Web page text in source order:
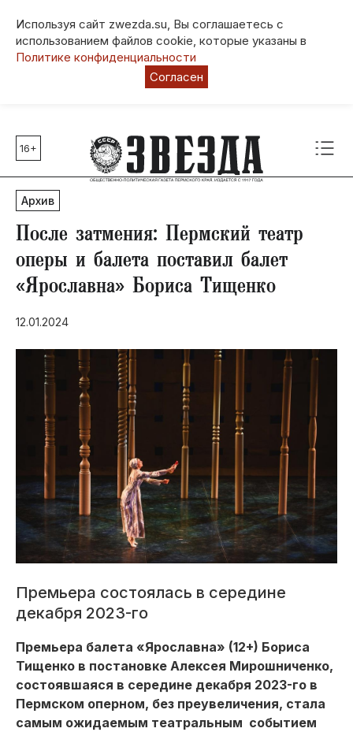
Используя сайт zwezda.su, Вы соглашаетесь с
использованием файлов cookie, которые указаны в
Политике конфиденциальности
Согласен
Главные темы
80 лет Победы
Молодежная столица РФ
СВО
Выборы в Пермском крае
Социальная поддержка
Инфраструктура
Благоустройство
16+
Архив
После затмения: Пермский театр
оперы и балета поставил балет
«Ярославна» Бориса Тищенко
12.01.2024
Премьера состоялась в середине
декабря 2023-го
Премьера балета «Ярославна» (12+) Бориса
Тищенко в постановке Алексея Мирошниченко,
состоявшаяся в середине декабря 2023-го в
Пермском оперном, без преувеличения, стала
самым ожидаемым театральным событием